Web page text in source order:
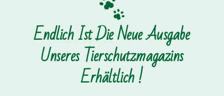
Endlich Ist Die Neue Ausgabe
Unseres Tierschutzmagazins
Erhältlich !